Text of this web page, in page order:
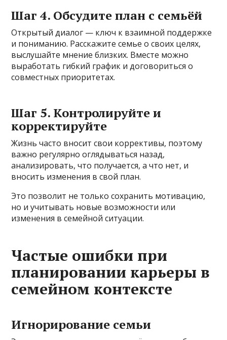
Шаг 4. Обсудите план с семьёй
Открытый диалог — ключ к взаимной поддержке
и пониманию. Расскажите семье о своих целях,
выслушайте мнение близких. Вместе можно
выработать гибкий график и договориться о
совместных приоритетах.
Шаг 5. Контролируйте и
корректируйте
Жизнь часто вносит свои коррективы, поэтому
важно регулярно оглядываться назад,
анализировать, что получается, а что нет, и
вносить изменения в свой план.
Это позволит не только сохранить мотивацию,
но и учитывать новые возможности или
изменения в семейной ситуации.
Частые ошибки при
планировании карьеры в
семейном контексте
Игнорирование семьи